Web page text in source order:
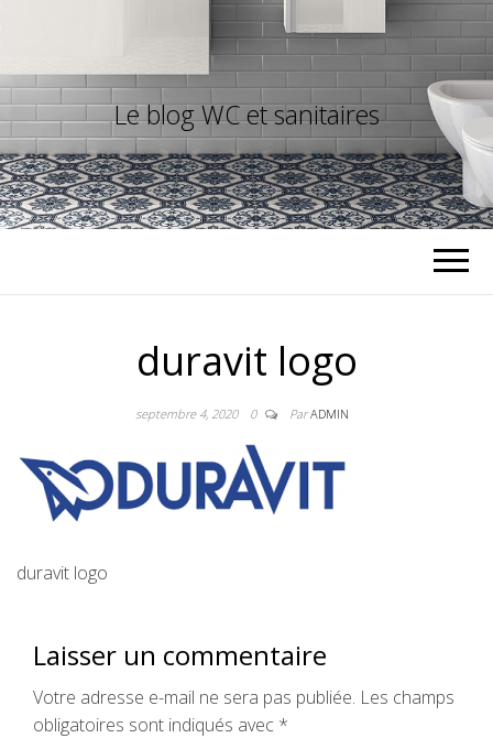
Le blog WC et sanitaires
duravit logo
septembre 4, 2020 0 ParADMIN
duravit logo
Laisser un commentaire
Votre adresse e-mail ne sera pas publiée. Les champs
obligatoires sont indiqués avec *